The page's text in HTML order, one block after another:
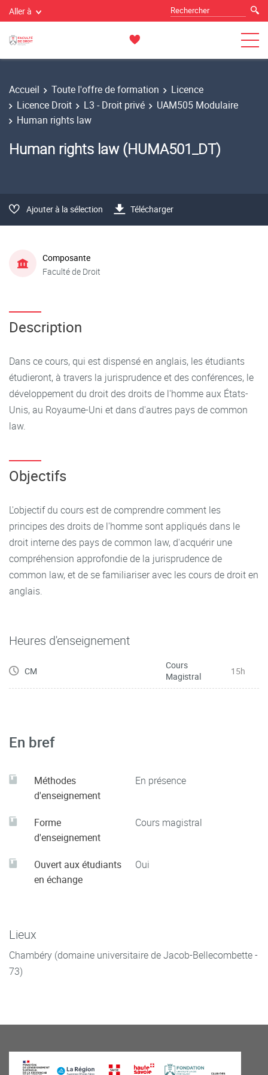
Aller à
Accueil Toute l'offre de formation
Licence
Licence Droit
L3 - Droit privé
UAM505 Modulaire
Human rights law
Human rights law (HUMA501_DT)
Ajouter à la sélection Télécharger
Composante
Faculté de Droit
Description
Dans ce cours, qui est dispensé en anglais, les étudiants
étudieront, à travers la jurisprudence et des conférences, le
développement du droit des droits de l'homme aux États-
Unis, au Royaume-Uni et dans d'autres pays de common
law.
Objectifs
L'objectif du cours est de comprendre comment les
principes des droits de l'homme sont appliqués dans le
droit interne des pays de common law, d'acquérir une
compréhension approfondie de la jurisprudence de
common law, et de se familiariser avec les cours de droit en
anglais.
Heures d'enseignement
CM
Cours
Magistral
15h
En bref
Méthodes
d'enseignement
En présence
Forme
d'enseignement
Cours magistral
Ouvert aux étudiants
en échange
Oui
Lieux
Chambéry (domaine universitaire de Jacob-Bellecombette -
73)